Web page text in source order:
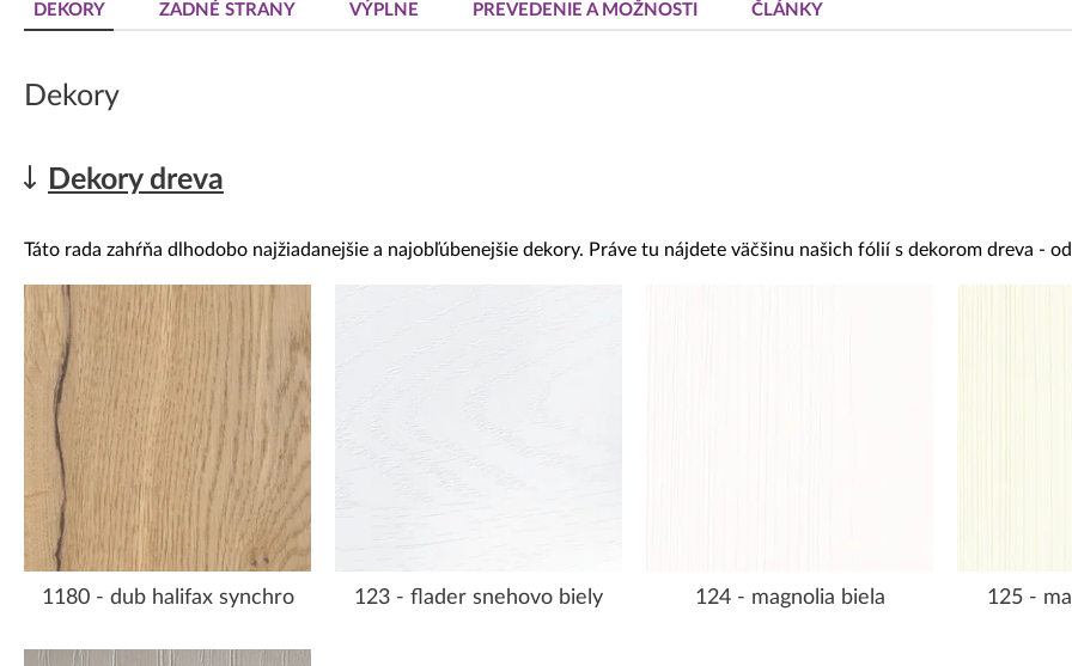
DEKORY ZADNÉ STRANY VÝPLNE PREVEDENIE A MOŽNOSTI ČLÁNKY
Dekory
Dekory dreva
Táto rada zahŕňa dlhodobo najžiadanejšie a najobľúbenejšie dekory. Práve tu nájdete väčšinu našich fólií s dekorom dreva -
1180 - dub halifax synchro 123 - flader snehovo biely 124 - magnolia biela 125 -